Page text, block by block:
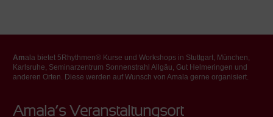
Amala bietet 5Rhythmen® Kurse und Workshops in Stuttgart, München,
Karlsruhe, Seminarzentrum Sonnenstrahl Allgäu, Gut Helmeringen und
anderen Orten. Diese werden auf Wunsch von Amala gerne organisiert.
Amala’s Veranstaltungsort